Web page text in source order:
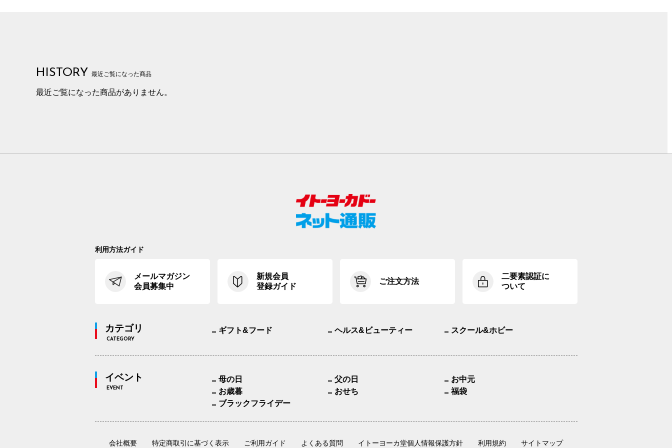
HISTORY 最近ご覧になった商品
最近ご覧になった商品がありません。
利用方法ガイド
メールマガジン
会員募集中
新規会員
登録ガイド
ご注文方法
二要素認証に
ついて
カテゴリ
CATEGORY
ギフト&フード ヘルス&ビューティー スクール&ホビー
イベント
EVENT
母の日 父の日
お中元
お歳暮
おせち
福袋
ブラックフライデー
会社概要 特定商取引に基づく表示 ご利用ガイド よくある質問 イトーヨーカ堂個人情報保護方針 利用規約 サイトマップ